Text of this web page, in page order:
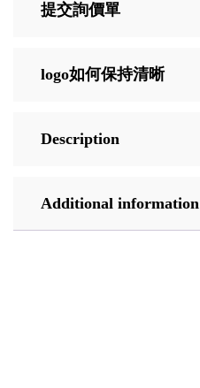
提交詢價單
logo如何保持清晰
Description
Additional information